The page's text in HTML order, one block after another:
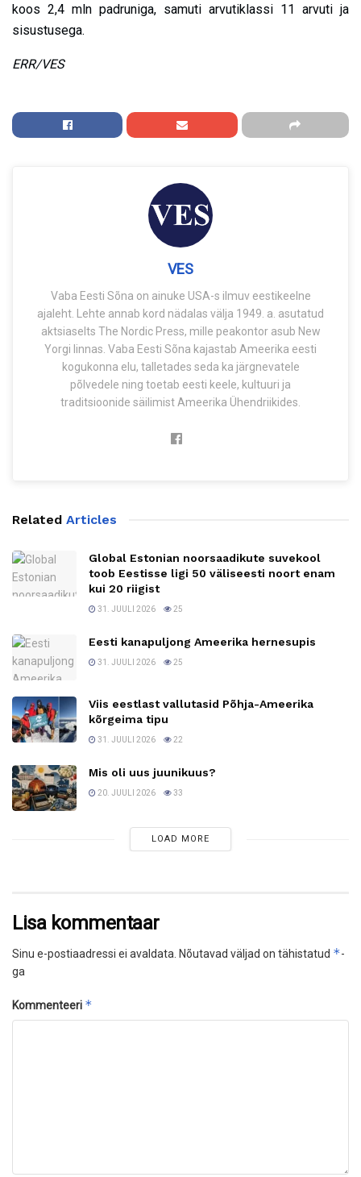
koos 2,4 mln padruniga, samuti arvutiklassi 11 arvuti ja
sisustusega.
ERR/VES
VES
Vaba Eesti Sõna on ainuke USA-s ilmuv eestikeelne
ajaleht. Lehte annab kord nädalas välja 1949. a. asutatud
aktsiaselts The Nordic Press, mille peakontor asub New
Yorgi linnas. Vaba Eesti Sõna kajastab Ameerika eesti
kogukonna elu, talletades seda ka järgnevatele
põlvedele ning toetab eesti keele, kultuuri ja
traditsioonide säilimist Ameerika Ühendriikides.
Related Articles
Global Estonian noorsaadikute suvekool
toob Eestisse ligi 50 väliseesti noort enam
kui 20 riigist
31. JUULI 2026 25
Eesti kanapuljong Ameerika hernesupis
31. JUULI 2026 25
Viis eestlast vallutasid Põhja-Ameerika
kõrgeima tipu
31. JUULI 2026 22
Mis oli uus juunikuus?
20. JUULI 2026 33
LOAD MORE
Lisa kommentaar
Sinu e-postiaadressi ei avaldata. Nõutavad väljad on tähistatud *-
ga
Kommenteeri *